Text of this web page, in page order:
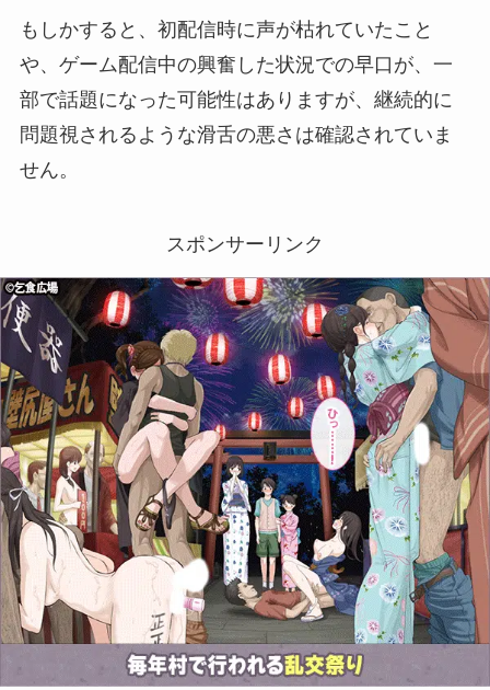
もしかすると、初配信時に声が枯れていたこと
や、ゲーム配信中の興奮した状況での早口が、一
部で話題になった可能性はありますが、継続的に
問題視されるような滑舌の悪さは確認されていま
せん。
スポンサーリンク